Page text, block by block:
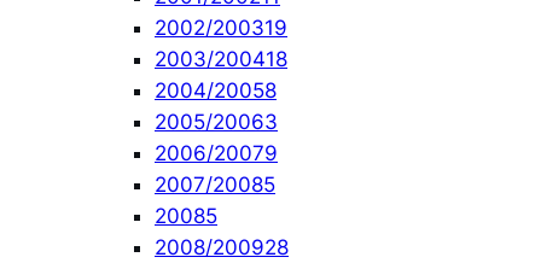
2002/200319
2003/200418
2004/20058
2005/20063
2006/20079
2007/20085
20085
2008/200928